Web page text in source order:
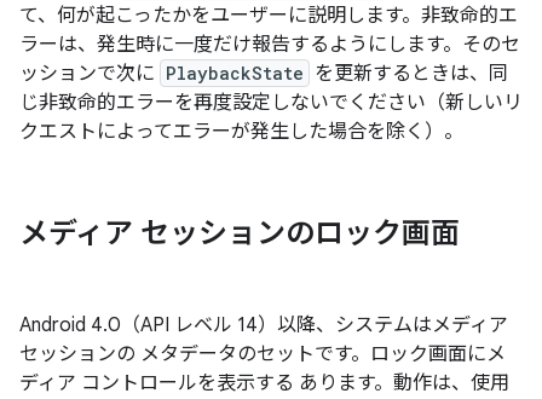
て、何が起こったかをユーザーに説明します。非致命的エ
ラーは、発生時に一度だけ報告するようにします。そのセ
ッションで次に PlaybackState を更新するときは、同
じ非致命的エラーを再度設定しないでください（新しいリ
クエストによってエラーが発生した場合を除く）。
メディア セッションのロック画面
Android 4.0（API レベル 14）以降、システムはメディア
セッションの メタデータのセットです。ロック画面にメ
ディア コントロールを表示する あります。動作は、使用